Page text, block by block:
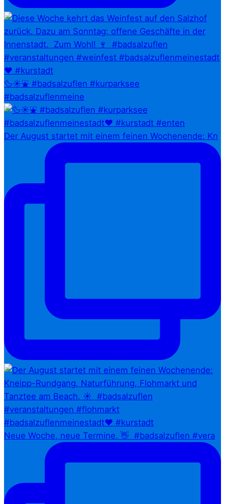
🦆☀️⛲ #badsalzuflen #kurparksee
#badsalzuflenmeine
Der August startet mit einem feinen Wochenende: Kn
Neue Woche, neue Termine. 👋⁠ ⁠ #badsalzuflen #vera